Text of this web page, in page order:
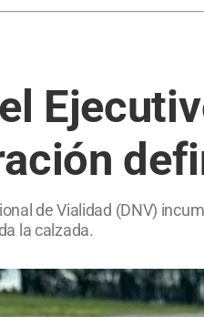
de Vialidad (DNV)
la calzada.